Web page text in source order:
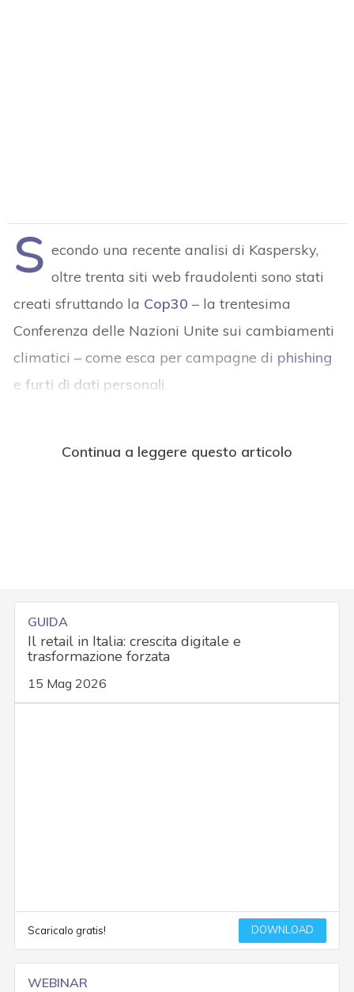
S econdo una recente analisi di Kaspersky,
oltre trenta siti web fraudolenti sono stati
creati sfruttando la Cop30 – la trentesima
Conferenza delle Nazioni Unite sui cambiamenti
climatici – come esca per campagne di phishing
e furti di dati personali.
Continua a leggere questo articolo
GUIDA
Il retail in Italia: crescita digitale e
trasformazione forzata
15 Mag 2026
Scaricalo gratis! DOWNLOAD
WEBINAR